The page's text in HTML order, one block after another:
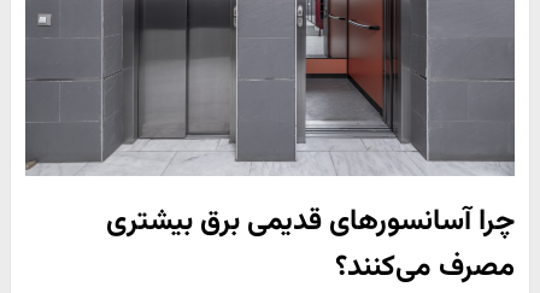
چرا آسانسورهای قدیمی برق بیشتری
مصرف می‌کنند؟